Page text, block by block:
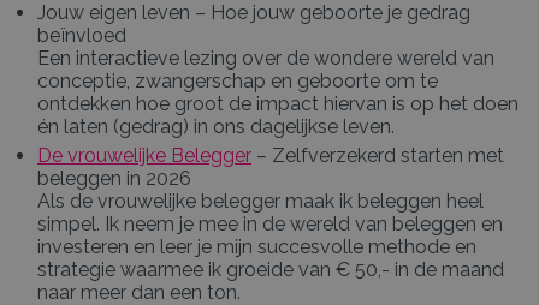
Jouw eigen leven – Hoe jouw geboorte je gedrag
beïnvloed
Een interactieve lezing over de wondere wereld van
conceptie, zwangerschap en geboorte om te
ontdekken hoe groot de impact hiervan is op het doen
én laten (gedrag) in ons dagelijkse leven.
De vrouwelijke Belegger – Zelfverzekerd starten met
beleggen in 2026
Als de vrouwelijke belegger maak ik beleggen heel
simpel. Ik neem je mee in de wereld van beleggen en
investeren en leer je mijn succesvolle methode en
strategie waarmee ik groeide van € 50,- in de maand
naar meer dan een ton.